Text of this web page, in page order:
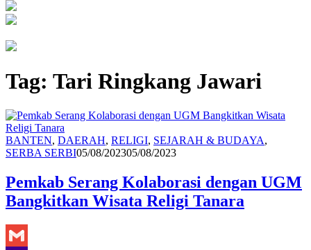
Tag: Tari Ringkang Jawari
BANTEN, DAERAH, RELIGI, SEJARAH & BUDAYA,
SERBA SERBIRedaksi
05/08/202305/08/2023
Pemkab Serang Kolaborasi dengan UGM
Bangkitkan Wisata Religi Tanara